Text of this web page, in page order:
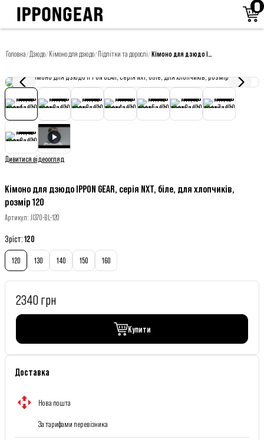
Головна/Дзюдо/ Кімоно для дзюдо/ Підлітки та дорослі/ Кiмоно для дзюдо IPPON GEAR, серія NXT, біле, для хлопчиків, розмір 120
Дивитися відеоогляд
Кiмоно для дзюдо IPPON GEAR, серія NXT, біле, для хлопчиків,
розмір 120
Артикул: JI370-BL-120
Зріст:120
120 130 140 150 160
2340 грн
Купити
Доставка
Нова пошта
За тарифами перевізника